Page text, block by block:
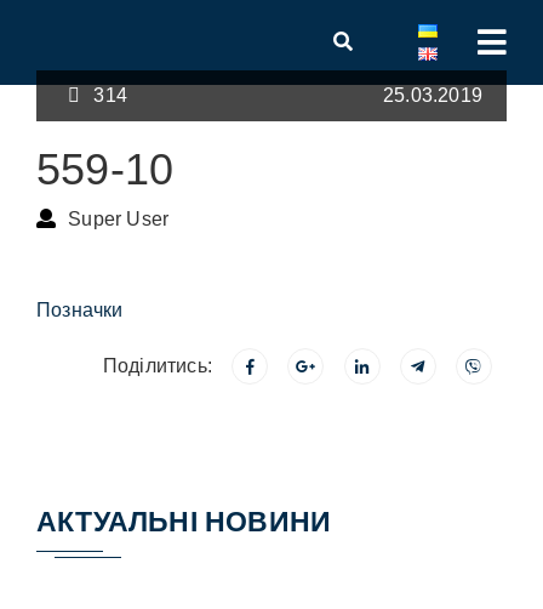
314 25.03.2019
559-10
Super User
Позначки
Поділитись:
АКТУАЛЬНІ НОВИНИ